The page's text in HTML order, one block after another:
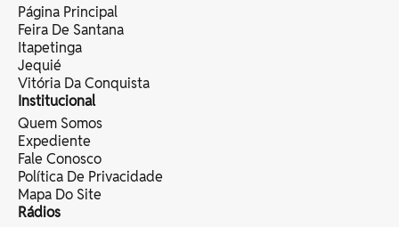
Página Principal
Feira De Santana
Itapetinga
Jequié
Vitória Da Conquista
Institucional
Quem Somos
Expediente
Fale Conosco
Política De Privacidade
Mapa Do Site
Rádios